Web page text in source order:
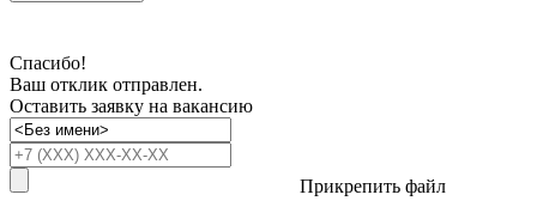
Спасибо!
Ваш отклик отправлен.
Оставить заявку на вакансию
Прикрепить файл